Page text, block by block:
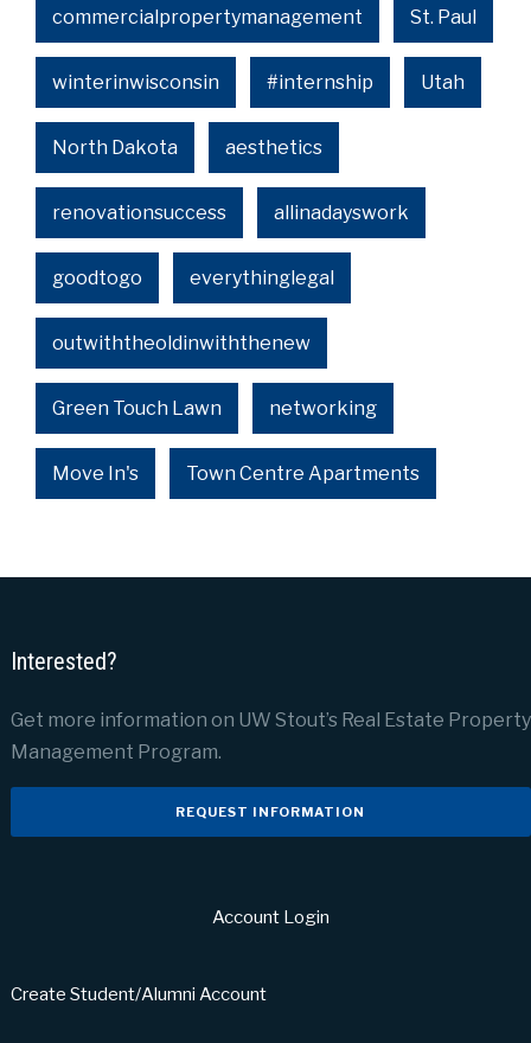
commercialpropertymanagement St. Paul
winterinwisconsin #internship Utah
North Dakota aesthetics
renovationsuccess allinadayswork
goodtogo everythinglegal
outwiththeoldinwiththenew
Green Touch Lawn networking
Move In's Town Centre Apartments
Interested?
Get more information on UW Stout’s Real Estate Property
Management Program.
REQUEST INFORMATION
Account Login
Create Student/Alumni Account